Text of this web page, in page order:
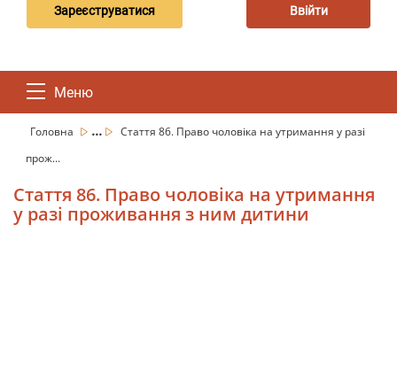
Зареєструватися Ввійти
Меню
Головна ...
Стаття 86. Право чоловіка на утримання у разі
прож...
Стаття 86. Право чоловіка на утримання
у разі проживання з ним дитини